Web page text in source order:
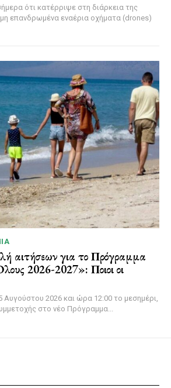
ότι κατέρριψε στη διάρκεια της
επανδρωμένα εναέρια οχήματα (drones)
αιτήσεων για το Πρόγραμμα
2026-2027»: Ποιοι οι
2026 και ώρα 12:00 το μεσημέρι,
στο νέο Πρόγραμμα...